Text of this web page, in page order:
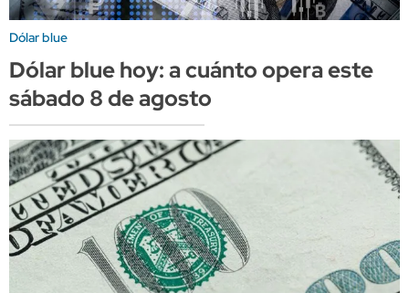
Dólar blue
Dólar blue hoy: a cuánto opera este
sábado 8 de agosto